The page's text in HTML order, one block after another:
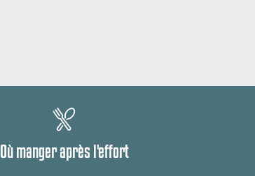
Où manger après l'effort